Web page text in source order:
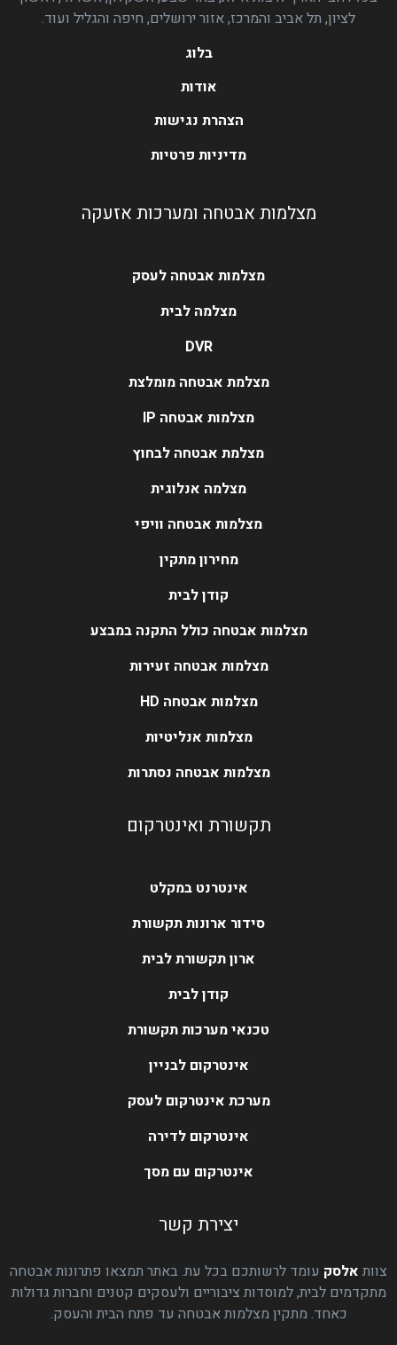
לציון, תל אביב והמרכז, אזור ירושלים, חיפה והגליל ועוד.
בלוג
אודות
הצהרת נגישות
מדיניות פרטיות
מצלמות אבטחה ומערכות אזעקה
מצלמות אבטחה לעסק
מצלמה לבית
DVR
מצלמת אבטחה מומלצת
מצלמות אבטחה IP
מצלמת אבטחה לבחוץ
מצלמה אנלוגית
מצלמות אבטחה וויפי
מחירון מתקין
קודן לבית
מצלמות אבטחה כולל התקנה במבצע
מצלמות אבטחה זעירות
מצלמות אבטחה HD
מצלמות אנליטיות
מצלמות אבטחה נסתרות
תקשורת ואינטרקום
אינטרנט במקלט
סידור ארונות תקשורת
ארון תקשורת לבית
קודן לבית
טכנאי מערכות תקשורת
אינטרקום לבניין
מערכת אינטרקום לעסק
אינטרקום לדירה
אינטרקום עם מסך
יצירת קשר
צוות אלסק עומד לרשותכם בכל עת. באתר תמצאו פתרונות אבטחה
מתקדמים לבית, למוסדות ציבוריים ולעסקים קטנים וחברות גדולות
כאחד. מתקין מצלמות אבטחה עד פתח הבית והעסק.